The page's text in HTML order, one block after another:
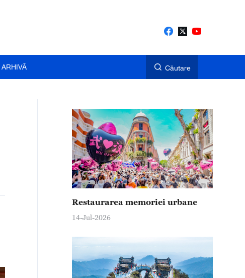
ARHIVĂ Căutare
Restaurarea memoriei urbane
14-Jul-2026